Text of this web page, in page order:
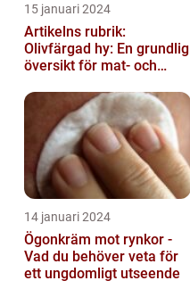
15 januari 2024
Artikelns rubrik:
Olivfärgad hy: En grundlig
översikt för mat- och
14 januari 2024
Ögonkräm mot rynkor -
Vad du behöver veta för
ett ungdomligt utseende